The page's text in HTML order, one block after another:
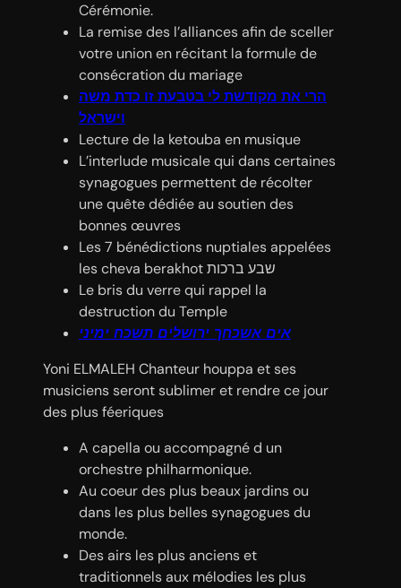
Cérémonie.
La remise des l’alliances afin de sceller
votre union en récitant la formule de
consécration du mariage
הרי את מקודשת לי בטבעת זו כדת משה
וישראל
Lecture de la ketouba en musique
L’interlude musicale qui dans certaines
synagogues permettent de récolter
une quête dédiée au soutien des
bonnes œuvres
Les 7 bénédictions nuptiales appelées
les cheva berakhot שבע ברכות
Le bris du verre qui rappel la
destruction du Temple
אים אשכחך ירושלים תשכח ימיני
Yoni ELMALEH Chanteur houppa et ses
musiciens seront sublimer et rendre ce jour
des plus féeriques
A capella ou accompagné d un
orchestre philharmonique.
Au coeur des plus beaux jardins ou
dans les plus belles synagogues du
monde.
Des airs les plus anciens et
traditionnels aux mélodies les plus